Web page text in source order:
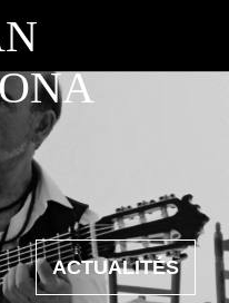
ACTUALITÉS